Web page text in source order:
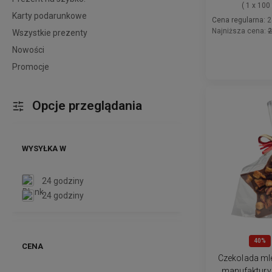
Karty podarunkowe
Wszystkie prezenty
Nowości
Promocje
Opcje przeglądania
WYSYŁKA W
24 godziny
24 godziny
CENA
( 1 x 100
Cena regularna:
Najniższa cena:
40%
Czekolada